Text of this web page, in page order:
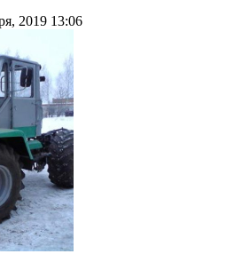
2019 13:06